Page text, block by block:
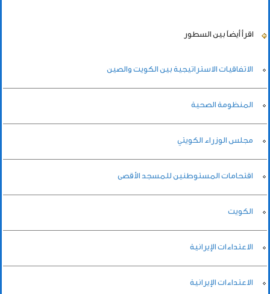
اقرأ أيضاً بين السطور
الاتفاقيات الاستراتيجية بين الكويت والصين
المنظومة الصحية
مجلس الوزراء الكويتي
اقتحامات المستوطنين للمسجد الأقصى
الكويت
الاعتداءات الإيرانية
الاعتداءات الإيرانية